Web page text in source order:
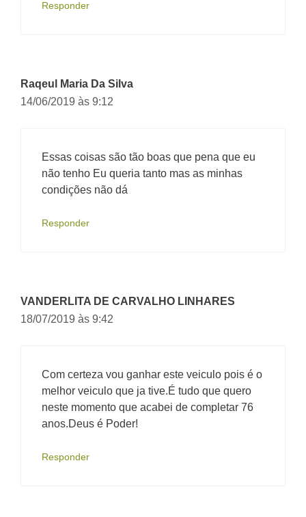
Responder
Raqeul Maria Da Silva
14/06/2019 às 9:12
Essas coisas são tão boas que pena que eu
não tenho Eu queria tanto mas as minhas
condições não dá
Responder
VANDERLITA DE CARVALHO LINHARES
18/07/2019 às 9:42
Com certeza vou ganhar este veiculo pois é o
melhor veiculo que ja tive.É tudo que quero
neste momento que acabei de completar 76
anos.Deus é Poder!
Responder